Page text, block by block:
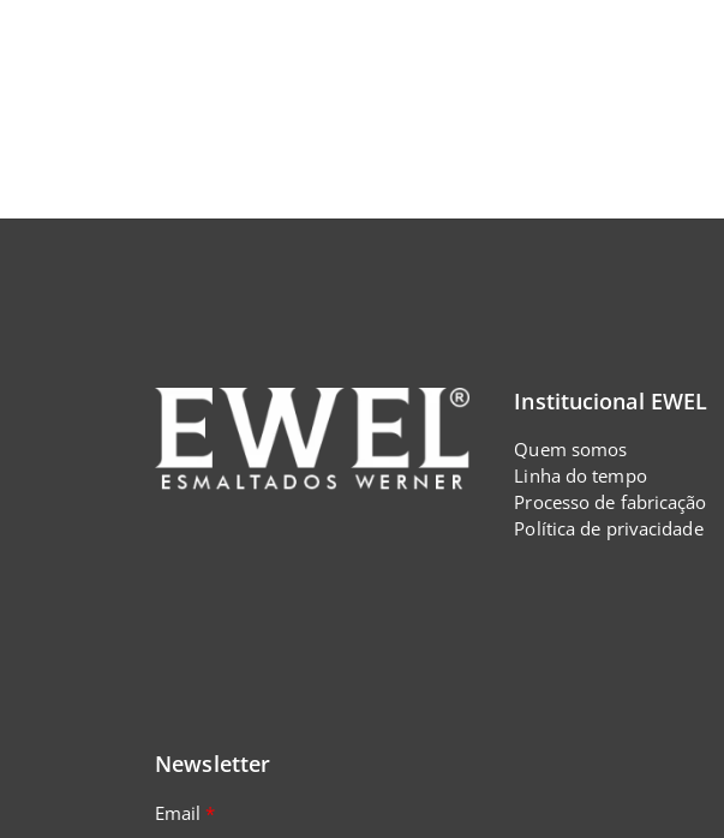
Institucional EWEL
Quem somos
Linha do tempo
Processo de fabricação
Política de privacidade
Newsletter
Email*